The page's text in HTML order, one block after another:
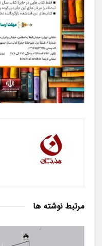
مرتبط نوشته ها